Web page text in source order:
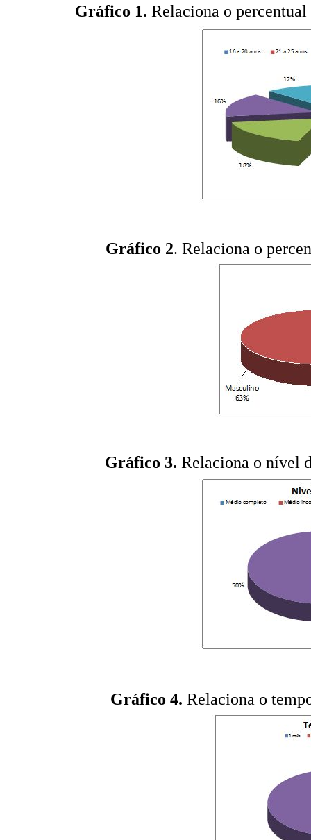
Gráfico 1. Relaciona o percentual
Gráfico 2. Relaciona o
Gráfico 3. Relaciona o nível
Gráfico 4. Relaciona o